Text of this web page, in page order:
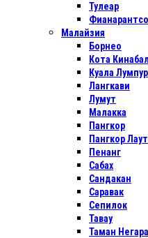
Тулеар
Малайзия
Борнео
Кота
Куала Лумпур
Лангкави
Лумут
Малакка
Пангкор
Пангкор Лаут
Пенанг
Сабах
Сандакан
Саравак
Сепилок
Тавау
Таман Негара